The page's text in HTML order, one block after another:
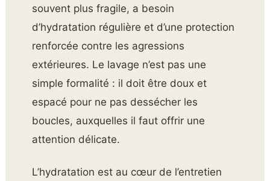
souvent plus fragile, a besoin
d’hydratation régulière et d’une protection
renforcée contre les agressions
extérieures. Le lavage n’est pas une
simple formalité : il doit être doux et
espacé pour ne pas dessécher les
boucles, auxquelles il faut offrir une
attention délicate.
L’hydratation est au cœur de l’entretien